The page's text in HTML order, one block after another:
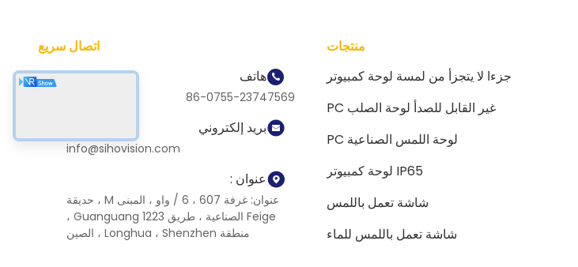
منتجات
جزءا لا يتجزأ من لمسة لوحة كمبيوتر
غير القابل للصدأ لوحة الصلب PC
لوحة اللمس الصناعية PC
IP65 لوحة كمبيوتر
شاشة تعمل باللمس
شاشة تعمل باللمس للماء
اتصال سريع
هاتف
86-0755-23747569
بريد إلكتروني
info@sihovision.com
عنوان :
عنوان: غرفة 607 ، 6 / واو ، المبنى M ، حديقة
Feige الصناعية ، طريق 1223 Guanguang ،
منطقة Longhua ، Shenzhen ، الصين